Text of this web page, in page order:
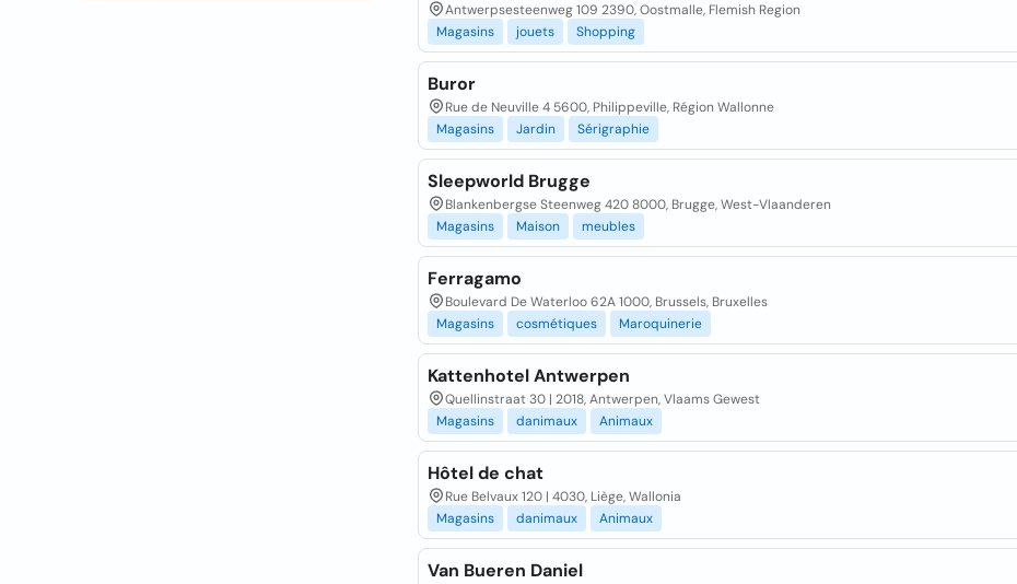
Antwerpsesteenweg 109 2390, Oostmalle, Flemish Region
Magasins
jouets Shopping
Buror
Rue de Neuville 4 5600, Philippeville, Région Wallonne
Magasins
Jardin Sérigraphie
Sleepworld Brugge
Blankenbergse Steenweg 420 8000, Brugge, West-Vlaanderen
Magasins
Maison meubles
Ferragamo
Boulevard De Waterloo 62A 1000, Brussels, Bruxelles
Magasins
cosmétiques Maroquinerie
Kattenhotel Antwerpen
Quellinstraat 30 | 2018, Antwerpen, Vlaams Gewest
Magasins
danimaux Animaux
Hôtel de chat
Rue Belvaux 120 | 4030, Liège, Wallonia
Magasins
danimaux Animaux
Van Bueren Daniel